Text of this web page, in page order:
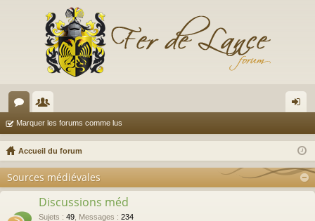
or
u
s
e
m
es
ne
on
Marquer les forums comme lus
Accueil du forum
Sources médiévales
Discussions méd
Sujets : 49 Messages : 234